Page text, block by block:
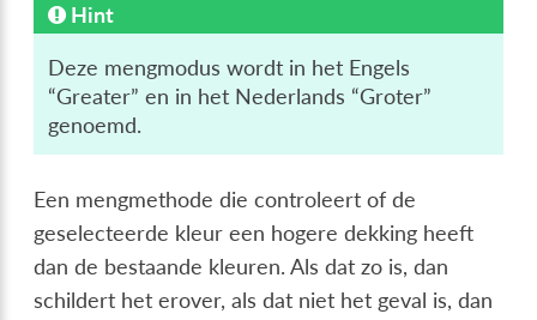
Hint
Deze mengmodus wordt in het Engels
“Greater” en in het Nederlands “Groter”
genoemd.
Een mengmethode die controleert of de
geselecteerde kleur een hogere dekking heeft
dan de bestaande kleuren. Als dat zo is, dan
schildert het erover, als dat niet het geval is, dan